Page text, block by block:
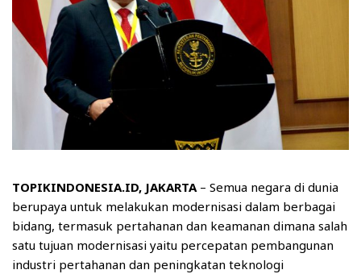
TOPIKINDONESIA.ID, JAKARTA – Semua negara di dunia
berupaya untuk melakukan modernisasi dalam berbagai
bidang, termasuk pertahanan dan keamanan dimana salah
satu tujuan modernisasi yaitu percepatan pembangunan
industri pertahanan dan peningkatan teknologi